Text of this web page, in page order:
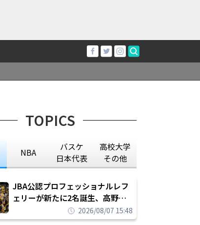
TOPICS
NBA
バスケ
日本代表
高校大学
その他
JBA公認プロフェッショナルレフ
ェリーが新たに2名誕生、高野晃
平は16年間続けた会社員生活に別
れを告げてプロ転向を決断
2026/08/07 15:48